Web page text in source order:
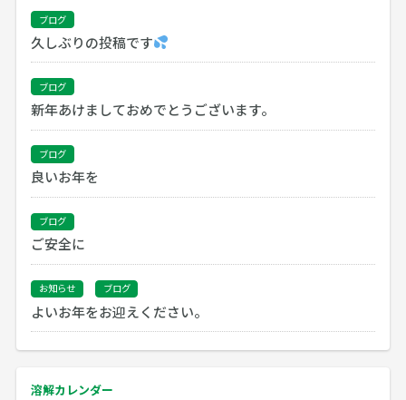
ブログ
久しぶりの投稿です
ブログ
新年あけましておめでとうございます。
ブログ
良いお年を
ブログ
ご安全に
お知らせ ブログ
よいお年をお迎えください。
溶解カレンダー